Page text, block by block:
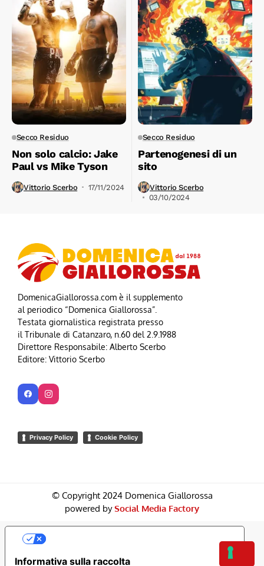
Secco Residuo
Non solo calcio: Jake
Paul vs Mike Tyson
Vittorio Scerbo 17/11/2024
Secco Residuo
Partenogenesi di un
sito
Vittorio Scerbo
03/10/2024
DomenicaGiallorossa.com è il supplemento
al periodico “Domenica Giallorossa”.
Testata giornalistica registrata presso
il Tribunale di Catanzaro, n.60 del 2.9.1988
Direttore Responsabile: Alberto Scerbo
Editore: Vittorio Scerbo
Privacy Policy Cookie Policy
© Copyright 2024 Domenica Giallorossa
powered bySocial Media Factory
Informativa sulla raccolta
Le Tue Preferenze Relative Alla Privacy